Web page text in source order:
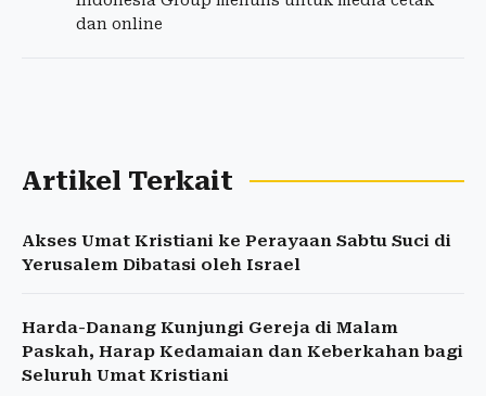
dan online
Artikel Terkait
Akses Umat Kristiani ke Perayaan Sabtu Suci di
Yerusalem Dibatasi oleh Israel
Harda-Danang Kunjungi Gereja di Malam
Paskah, Harap Kedamaian dan Keberkahan bagi
Seluruh Umat Kristiani